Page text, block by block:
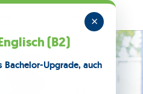
×
(B2)
Bachelor-Upgrade, auch